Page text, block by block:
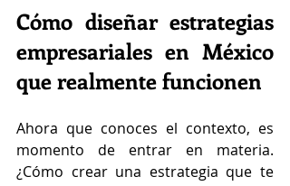
Cómo diseñar estrategias
empresariales en México
que realmente funcionen
Ahora que conoces el contexto, es
momento de entrar en materia.
¿Cómo crear una estrategia que te